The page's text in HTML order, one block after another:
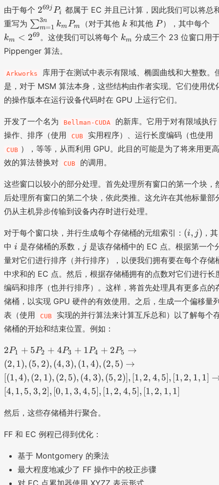
_
i
_
{i
=
}
n
\
s
m
_
{j
=
0
}
^
3
k
{i
j}
2
^
{
6
9j
}
P
{i
j
}
<
2
6
9
由于每个 2
^
{
6
9
P
_
269j Pi
都属于 EC 并且已计算，因此我们可以将总
重写为 \
s
m
{
m
=
}
^
3
n
}
k
_
m
_
m
∑m=1
3n kmPm （对于其他 k
k 和其他P
P），其中每个
_
m
{
}
km < 269。这使我们可以将每个 k
km 分成三个 23 位窗口用
Pippenger 算法。
Arkworks
库用于在测试中表示有限域、椭圆曲线和大整数。
是，对于 MSM 算法本身，这些结构由作者实现。它们使用优
的操作版本在运行设备代码时在 GPU 上运行它们。
开发了一个名为 Bellman-CUDA
的新库。它用于对有限域执行
操作、排序（使用
CUB 实用程序）、运行长度编码（也使用
CUB ），等等，从而利用 GPU。此目的可能是为了将来用更
效的算法替换对
CUB 的调用。
这些窗口以较小的部分处理。首先处理所有窗口的第一个块，
后处理所有窗口的第二个块，依此类推。这允许在其他标量部
仍从主机异步传输到设备内存时进行处理。
对于每个窗口块，并行生成每个存储桶的元组索引： (
i
,
j
)
(i, j) ，其
中 i
i 是存储桶的系数， jj 是该存储桶中的 EC 点。根据第一个
量对它们进行排序（并行排序），以便我们拥有要在每个存储
中求和的 EC 点。然后，根据存储桶拥有的点数对它们进行长
编码和排序（也并行排序）。这样，将首先处理具有更多点的
储桶，以实现 GPU 硬件的有效使用。之后，生成一个偏移量
表（使用
CUB
实现的并行算法来计算互斥总和）以了解每个
储桶的开始和结束位置。例如：
2
P
_
1
+
P
2
P
2P1 + 5P2 + 4P3 + 1P4 + 2P5 →
(2, 1), (5, 2), (4,3), (1, 4), (2, 5) →
[(1,4), (2, 1), (2, 5), (4, 3), (5, 2)], [1, 2, 4, 5], [1, 2, 1, 1]
[4, 1, 5, 3, 2], [0, 1, 3,4, 5], [1, 2, 4, 5], [1, 2, 1, 1]
然后，这些存储桶并行聚合。
FF 和 EC 例程已得到优化：
基于 Montgomery 的乘法
最大程度地减少了 FF 操作中的校正步骤